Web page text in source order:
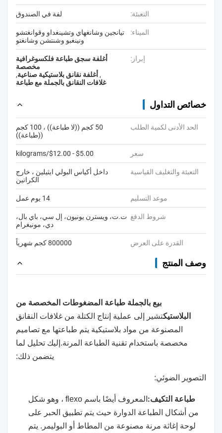
التعبئة: لفة في الصندوق
الميناء:
تيانجين وشانغهاي وتشينغداو وقوانغتشو
ونينغبو وشنتشن وشانغتو
إبراز:
أغلفة سجق طباعة فلكسوغرافية
مخصصة
, أغلفة نقانق بلاستيكية صناعية,
غلافات النقانق بالجملة مع طباعة
خصائص التداول
الحد الأدنى لكمية الطلب
50 كجم ((لا طباعة)) ، 100 كجم
((طباعة))
سعر $5.00 - $12.00/kilograms
التعبئة والتغليف القياسية
داخل أكياس البولي ايثيلين ، خارج
الكراتين
موعد التسليم 14 يوم عمل
شروط الدفع ت.ت، ويسترن يونيون، إل سي، باي بال،
دي، مونيغرام
القدرة على العرض 800000 كجم شهرياً
وصف المنتج
بيع بالجملة طباعة المضغوطات المخصصة من
البلاستيكتشير إلى عملية إنتاج الكتلة من غلافات النقانق
المصنوعة من مواد بلاستيكية يتم طباعتها مع تصاميم
مخصصة باستخدام تقنية الطباعة المرنة.إليك تحليل لما
يتضمن ذلك:
التصوير الضوئي:
طباعة التكيف:
المعروف أيضًا باسم flexo ، وهو شكل
من أشكال الطباعة الدوارة حيث يتم تطبيق الحبر على
لوحة إغاثة مرنة مصنوعة من المطاط أو البوليمر. يتم